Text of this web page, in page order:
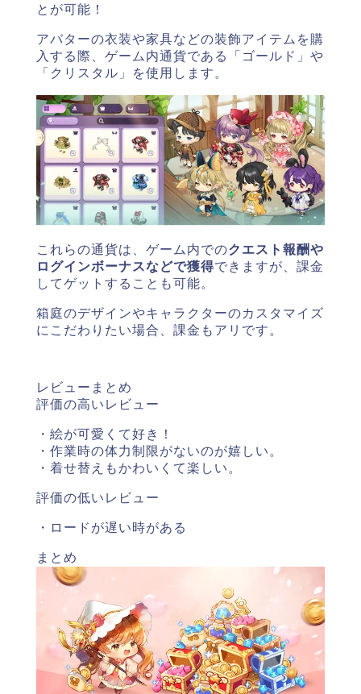
とが可能！
アバターの衣装や家具などの装飾アイテムを購
入する際、 ゲーム内通貨である「ゴールド」や
「クリスタル」を使用します。
これらの通貨は、ゲーム内でのクエスト報酬や
ログインボーナスなどで獲得できますが、課金
してゲットすることも可能。
箱庭のデザインやキャラクターのカスタマイズ
にこだわりたい場合、課金もアリです。
レビューまとめ
評価の高いレビュー
・絵が可愛くて好き！
・作業時の体力制限がないのが嬉しい。
・着せ替えもかわいくて楽しい。
評価の低いレビュー
・ロードが遅い時がある
まとめ